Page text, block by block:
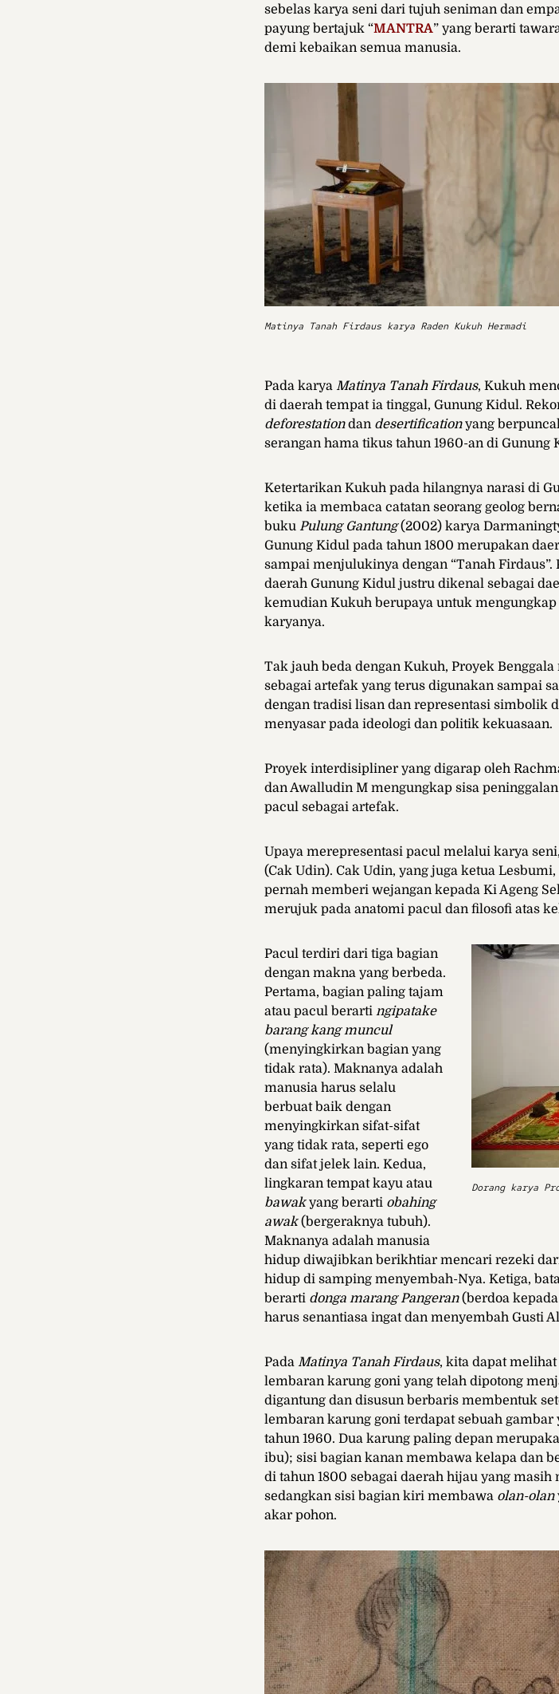
sebelas karya seni dari tujuh seniman dan
payung bertajuk “MANTRA” yang berarti
demi kebaikan semua manusia.
Matinya Tanah Firdaus karya Raden Kukuh Hermadi
Pada karya Matinya Tanah Firdaus, Kukuh
di daerah tempat ia tinggal, Gunung Kidul.
deforestationdan desertificationyang
serangan hama tikus tahun 1960-an di Gunung
Ketertarikan Kukuh pada hilangnya narasi di
ketika ia membaca catatan seorang geolog
buku Pulung Gantung(2002) karya
Gunung Kidul pada tahun 1800 merupakan
sampai menjulukinya dengan “Tanah Firdaus”.
daerah Gunung Kidul justru dikenal sebagai
kemudian Kukuh berupaya untuk
karyanya.
Tak jauh beda dengan Kukuh, Proyek
sebagai artefak yang terus digunakan sampai
dengan tradisi lisan dan representasi simbolik
menyasar pada ideologi dan politik kekuasaan.
Proyek interdisipliner yang digarap oleh
dan Awalludin M mengungkap sisa
pacul sebagai artefak.
Upaya merepresentasi pacul melalui karya
(Cak Udin). Cak Udin, yang juga ketua
pernah memberi wejangan kepada Ki Ageng
merujuk pada anatomi pacul dan filosofi atas
Dorang karya
Pacul terdiri dari tiga bagian
dengan makna yang berbeda.
Pertama, bagian paling tajam
atau pacul berarti ngipatake
barang kang muncul
(menyingkirkan bagian yang
tidak rata). Maknanya adalah
manusia harus selalu
berbuat baik dengan
menyingkirkan sifat-sifat
yang tidak rata, seperti ego
dan sifat jelek lain. Kedua,
lingkaran tempat kayu atau
bawakyang berarti obahing
awak(bergeraknya tubuh).
Maknanya adalah manusia
hidup diwajibkan berikhtiar mencari rezeki
hidup di samping menyembah-Nya. Ketiga,
berarti donga marang Pangeran(berdoa
harus senantiasa ingat dan menyembah Gusti
Pada Matinya Tanah Firdaus, kita dapat
lembaran karung goni yang telah dipotong
digantung dan disusun berbaris membentuk
lembaran karung goni terdapat sebuah
tahun 1960. Dua karung paling depan
ibu); sisi bagian kanan membawa kelapa dan
di tahun 1800 sebagai daerah hijau yang
sedangkan sisi bagian kiri membawa olan-olan
akar pohon.